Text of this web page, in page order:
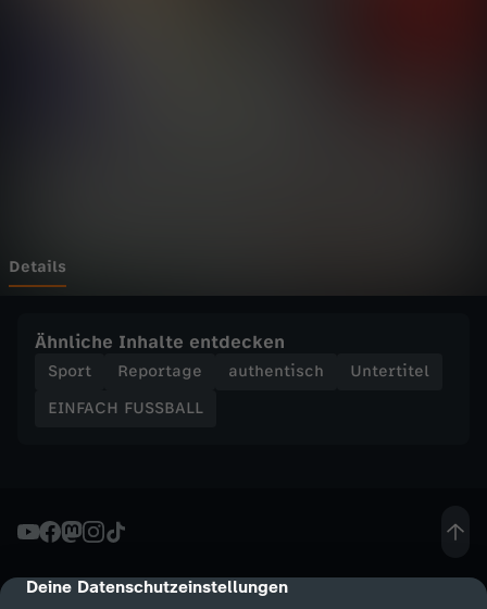
cmp-dialog-description
Deine Datenschutzeinstellungen
A
L
r
a
Details
Ähnliche Inhalte entdecken
Sport Reportage authentisch
Untertitel
EINFACH FUSSBALL